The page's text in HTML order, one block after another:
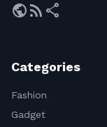
publicrss_feed share
Categories
Fashion
Gadget